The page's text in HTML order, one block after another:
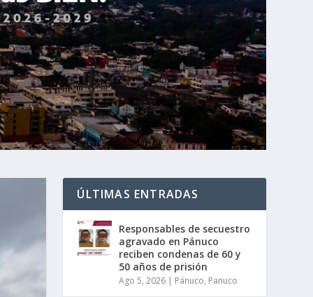
ÚLTIMAS ENTRADAS
Responsables de secuestro
agravado en Pánuco
reciben condenas de 60 y
50 años de prisión
Ago 5, 2026 | Pánuco, Panuco